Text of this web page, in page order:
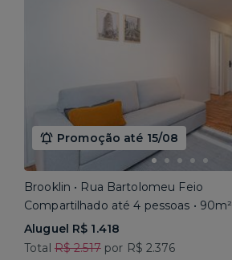
Promoção até 15/08
Brooklin • Rua Bartolomeu Feio
Compartilhado até 4 pessoas • 90m²
Aluguel R$ 1.418
Total R$ 2.517por R$ 2.376